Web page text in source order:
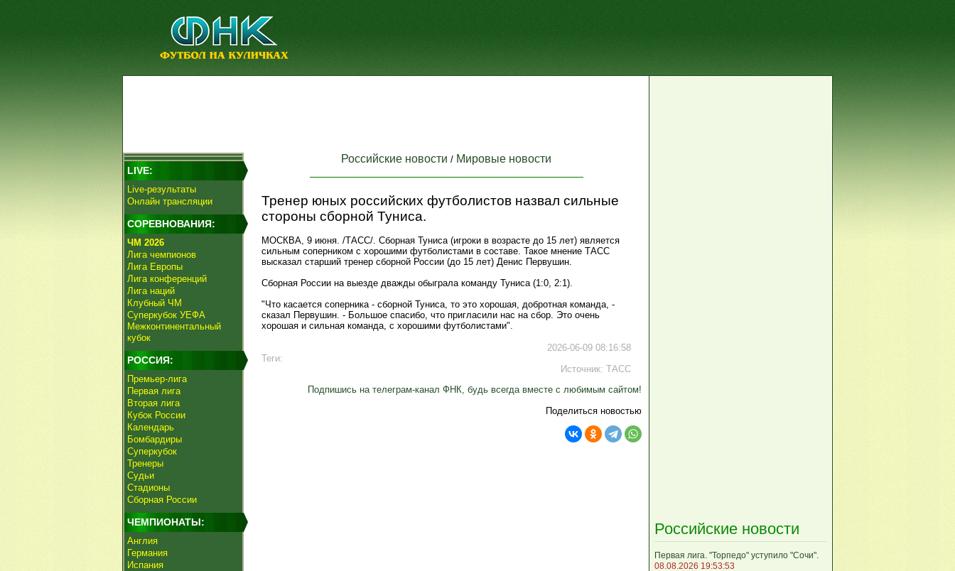
LIVE:
Live-результаты
Онлайн трансляции
СОРЕВНОВАНИЯ:
ЧМ 2026
Лига чемпионов
Лига Европы
Лига конференций
Лига наций
Клубный ЧМ
Суперкубок УЕФА
Межконтинентальный
кубок
РОССИЯ:
Премьер-лига
Первая лига
Вторая лига
Кубок России
Календарь
Бомбардиры
Суперкубок
Тренеры
Судьи
Стадионы
Сборная России
ЧЕМПИОНАТЫ:
Англия
Германия
Испания
Российские новости / Мировые новости
Тренер юных российских футболистов назвал сильные
стороны сборной Туниса.
МОСКВА, 9 июня. /ТАСС/. Сборная Туниса (игроки в возрасте до 15 лет) является
сильным соперником с хорошими футболистами в составе. Такое мнение ТАСС
высказал старший тренер сборной России (до 15 лет) Денис Первушин.
Сборная России на выезде дважды обыграла команду Туниса (1:0, 2:1).
"Что касается соперника - сборной Туниса, то это хорошая, добротная команда, -
сказал Первушин. - Большое спасибо, что пригласили нас на сбор. Это очень
хорошая и сильная команда, с хорошими футболистами".
2026-06-09 08:16:58
Теги:
Источник: ТАСС
Подпишись на телеграм-канал ФНК, будь всегда вместе с любимым сайтом!
Поделиться новостью
Российские новости
Первая лига. "Торпедо" уступило "Сочи".
08.08.2026 19:53:53